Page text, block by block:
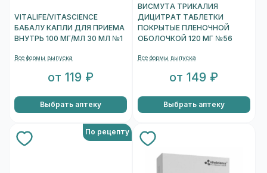
VITALIFE/VITASCIENCE
БАБАЛУ КАПЛИ ДЛЯ ПРИЕМА
ВНУТРЬ 100 МГ/МЛ 30 МЛ №1
Все формы выпуска
от 119 ₽
Выбрать аптеку
ВИСМУТА ТРИКАЛИЯ
ДИЦИТРАТ ТАБЛЕТКИ
ПОКРЫТЫЕ ПЛЕНОЧНОЙ
ОБОЛОЧКОЙ 120 МГ №56
Все формы выпуска
от 149 ₽
Выбрать аптеку
По рецепту